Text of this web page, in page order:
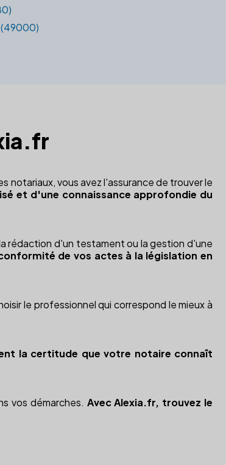
notariaux, vous avez l'assurance de trouver le
et d'une connaissance approfondie du
rédaction d'un testament ou la gestion d'une
de vos actes à la législation en
le professionnel qui correspond le mieux à
la certitude que votre notaire connaît
vos démarches. Avec Alexia.fr, trouvez le